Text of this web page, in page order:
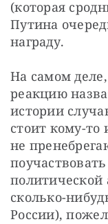
(которая
Путина
награду.
На самом
реакцию
истории
стоит кому-то
не
политической
сколько-
России),